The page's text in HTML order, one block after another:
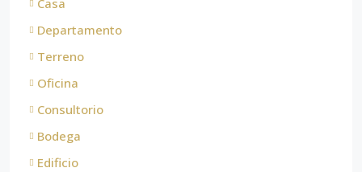
Casa
Departamento
Terreno
Oficina
Consultorio
Bodega
Edificio